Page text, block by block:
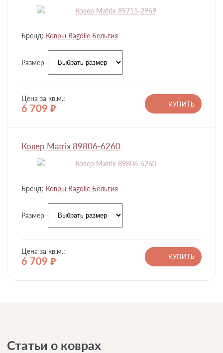
Бренд: Ковры Ragolle Бельгия
Размер
Цена за кв.м.:
6 709 руб.
КУПИТЬ
Ковер Matrix 89806-6260
Бренд: Ковры Ragolle Бельгия
Размер
Цена за кв.м.:
6 709 руб.
КУПИТЬ
Статьи о коврах